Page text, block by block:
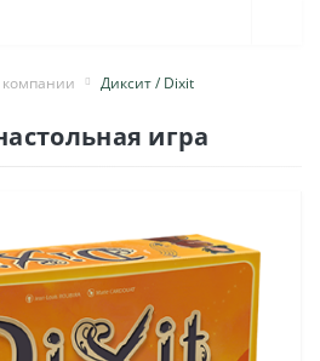
компании Диксит / Dixit
игра